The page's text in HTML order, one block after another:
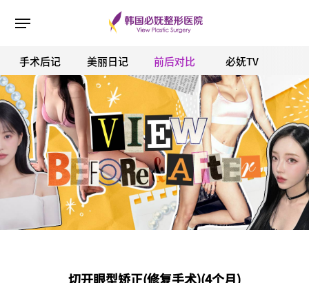
ESC 버튼을 누르면 검색창을 닫을 수 있습니다.
手术后记 美丽日记 前后对比 必妩TV
切开眼型矫正(修复手术)(4个月)